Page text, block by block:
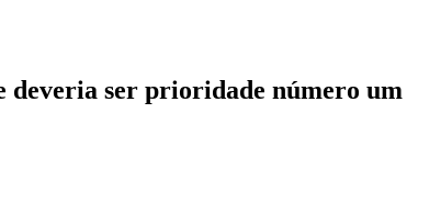
deveria ser prioridade número um